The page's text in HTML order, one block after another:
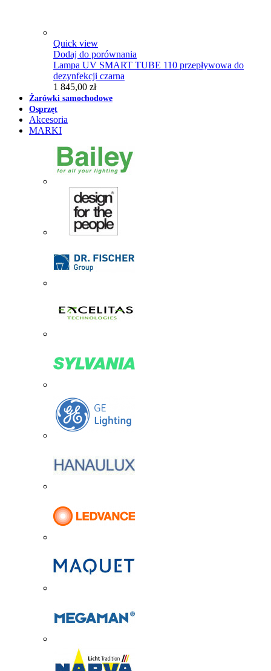
Quick view
Dodaj do porównania
Lampa UV SMART TUBE 110 przepływowa do
dezynfekcji czarna
1 845,00 zł
Żarówki samochodowe
Osprzęt
Akcesoria
MARKI